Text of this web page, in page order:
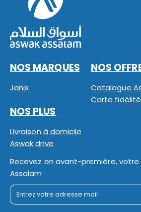
NOS MARQUES
Janis
NOS
Catalogue
Carte fidélité
NOS PLUS
Livraison à domicile
Aswak drive
Recevez en avant-première,
Assalam